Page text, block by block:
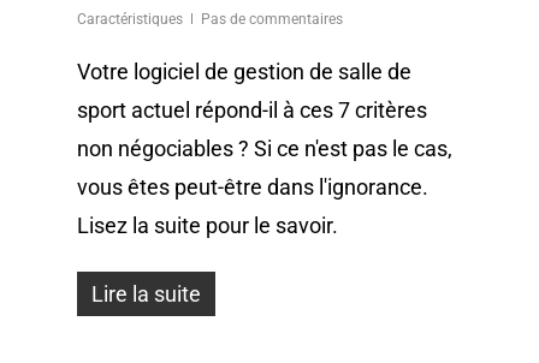
Caractéristiques Pas de commentaires
Votre logiciel de gestion de salle de
sport actuel répond-il à ces 7 critères
non négociables ? Si ce n'est pas le cas,
vous êtes peut-être dans l'ignorance.
Lisez la suite pour le savoir.
Lire la suite